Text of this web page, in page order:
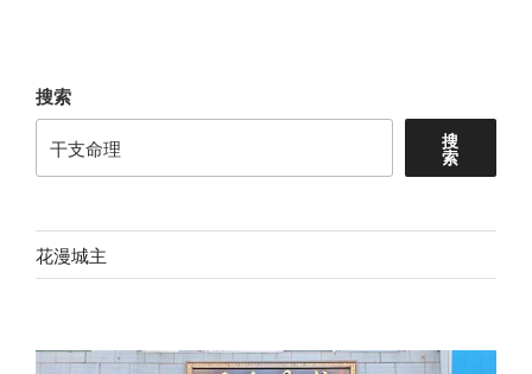
搜索
搜
索
花漫城主